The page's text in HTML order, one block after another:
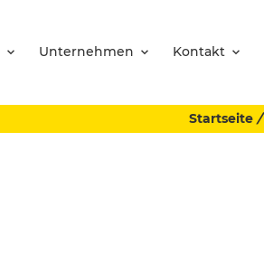
Unternehmen Kontakt
Startseite /